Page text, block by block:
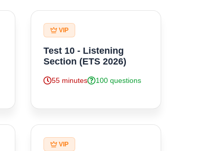
VIP
Test 10 - Listening
Section (ETS 2026)
55 minutes 100 questions
VIP